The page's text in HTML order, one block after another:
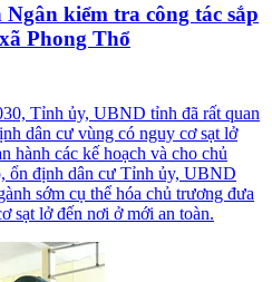
kiểm tra công tác sắp
Phong Thổ
Tỉnh ủy, UBND tỉnh đã rất quan
dân cư vùng có nguy cơ sạt lở
hành các kế hoạch và cho chủ
ổn định dân cư Tỉnh ủy, UBND
sớm cụ thể hóa chủ trương đưa
sạt lở đến nơi ở mới an toàn.